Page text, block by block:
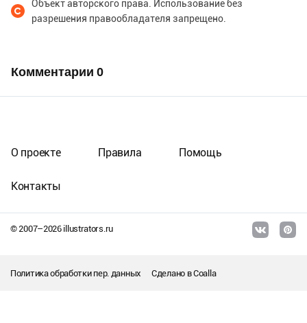
Объект авторского права. Использование без
разрешения правообладателя запрещено.
Комментарии 0
© 2007–2026illustrators.ru
О проекте Правила Помощь
Контакты
Политика обработки пер. данных Сделано вCoalla